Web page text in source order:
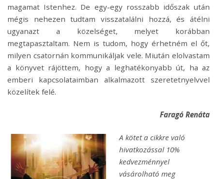
magamat Istenhez. De egy-egy rosszabb időszak után
mégis nehezen tudtam visszatalálni hozzá, és átélni
ugyanazt a közelséget, melyet korábban
megtapasztaltam. Nem is tudom, hogy érhetném el őt,
milyen csatornán kommunikáljak vele. Miután elolvastam
a könyvet rájöttem, hogy a leghatékonyabb út, ha az
emberi kapcsolataimban alkalmazott szeretetnyelvvel
közelítek felé.
Faragó Renáta
A kötet a cikkre való
hivatkozással 10%
kedvezménnyel
vásárolható meg